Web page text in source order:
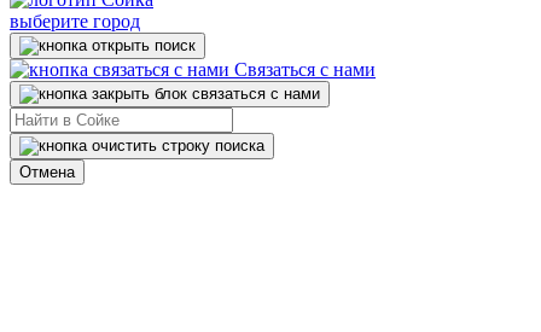
выберите город
Связаться с нами
Отмена